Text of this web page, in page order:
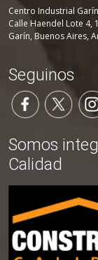
Centro Industrial
Calle Haendel Lote 4,
Garín, Buenos Aires,
Seguinos
Somos
Calidad